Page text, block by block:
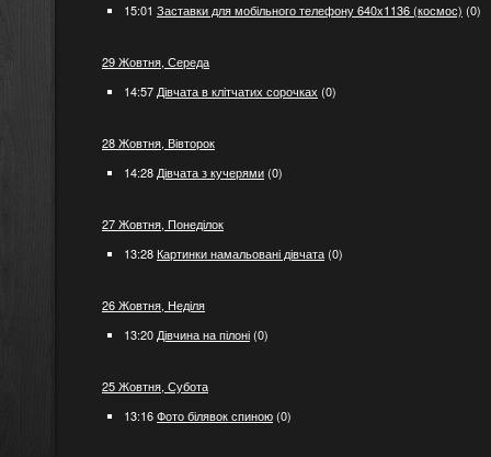
15:01 Заставки для мобільного телефону 640x1136 (космос) (0)
29 Жовтня, Середа
14:57 Дівчата в клітчатих сорочках (0)
28 Жовтня, Вівторок
14:28 Дівчата з кучерями(0)
27 Жовтня, Понеділок
13:28 Картинки намальовані дівчата(0)
26 Жовтня, Неділя
13:20 Дівчина на пілоні(0)
25 Жовтня, Субота
13:16Фото білявок спиною(0)